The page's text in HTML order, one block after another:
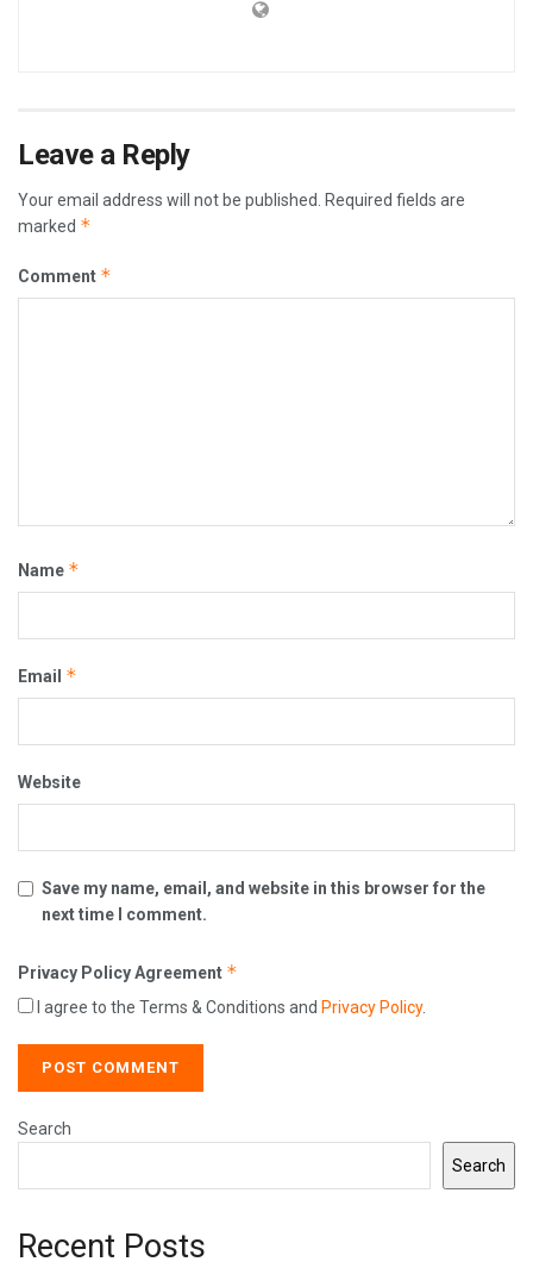
Leave a Reply
Your email address will not be published. Required fields are
marked *
Comment *
Name *
Email *
Website
Save my name, email, and website in this browser for the
next time I comment.
Privacy Policy Agreement *
I agree to the Terms & Conditions and Privacy Policy.
Search
Search
Recent Posts